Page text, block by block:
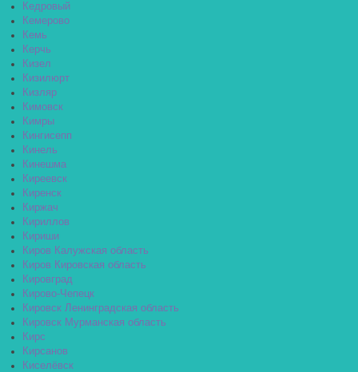
Кедровый
Кемерово
Кемь
Керчь
Кизел
Кизилюрт
Кизляр
Кимовск
Кимры
Кингисепп
Кинель
Кинешма
Киреевск
Киренск
Киржач
Кириллов
Кириши
Киров Калужская область
Киров Кировская область
Кировград
Кирово-Чепецк
Кировск Ленинградская область
Кировск Мурманская область
Кирс
Кирсанов
Киселёвск